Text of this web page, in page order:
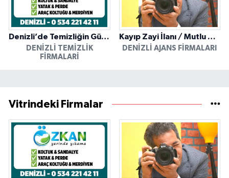
Denizli’de Temizliğin Güvenilir Adresi: Özkan Yerinde Yıkama
DENIZLI TEMIZLIK
FIRMALARI
Kayıp Zayi İlanı / Mutlu Ajans / Denizli
DENIZLI AJANS FIRMALARI
Vitrindeki Firmalar